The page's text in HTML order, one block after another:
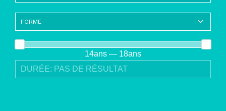
14ans — 18ans